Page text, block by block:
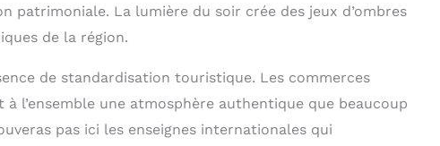
patrimoniale. La lumière du soir crée des jeux d’ombres
de la région.
de standardisation touristique. Les commerces
l’ensemble une atmosphère authentique que beaucoup
pas ici les enseignes internationales qui